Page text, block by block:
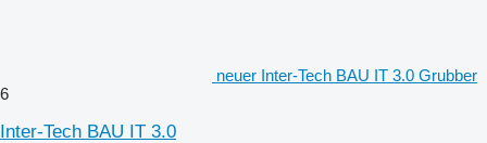
neuer Inter-Tech BAU IT 3.0 Grubber
6
Inter-Tech BAU IT 3.0